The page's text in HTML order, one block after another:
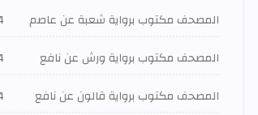
المصحف مكتوب برواية شعبة عن عاصم
المصحف مكتوب برواية ورش عن نافع
المصحف مكتوب برواية قالون عن نافع